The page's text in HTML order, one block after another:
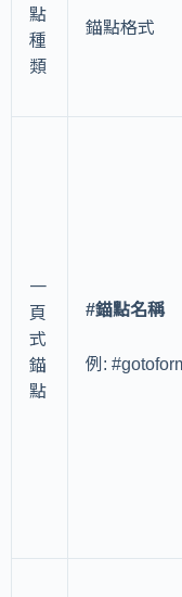
點
種
類
錨點格式
一
頁
式
錨
點
#錨點名稱
例: